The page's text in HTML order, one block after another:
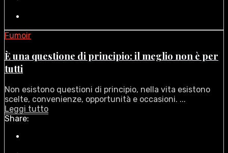
Fumoir
È una questione di principio: il meglio non è per
tutti
Non esistono questioni di principio, nella vita esistono
scelte, convenienze, opportunità e occasioni. ...
Leggi tutto
Share: